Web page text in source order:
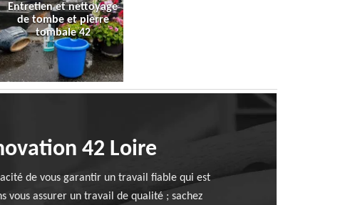
Entretien et nettoyage
de tombe et pierre
tombale 42
42 Loire
de vous garantir un travail fiable qui est
vous assurer un travail de qualité ; sachez